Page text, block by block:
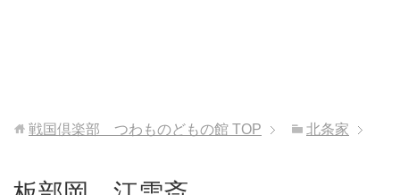
戦国倶楽部 つわものどもの館 TOP 北条家